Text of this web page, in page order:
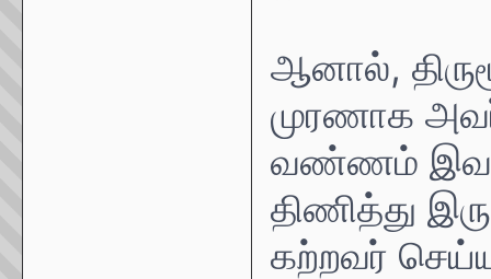
ஆனால்,
முரணாக
வண்ணம்
திணித்து
கற்றவர்